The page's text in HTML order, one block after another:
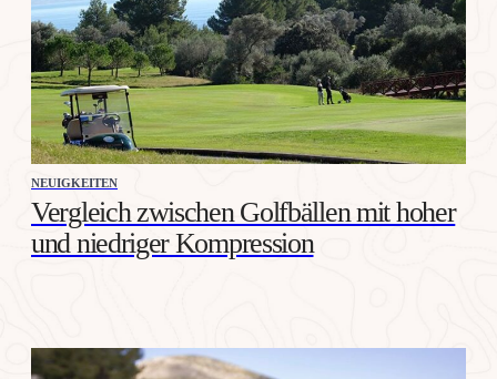
NEUIGKEITEN
Vergleich zwischen Golfbällen mit hoher
und niedriger Kompression